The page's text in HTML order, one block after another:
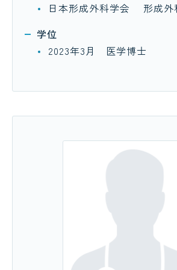
日本形成外科学会 形成外
学位
2023年3月 医学博士